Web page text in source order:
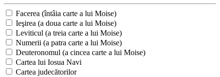
Facerea (întâia carte a lui Moise)
Ieşirea (a doua carte a lui Moise)
Leviticul (a treia carte a lui Moise)
Numerii (a patra carte a lui Moise)
Deuteronomul (a cincea carte a lui Moise)
Cartea lui Iosua Navi
Cartea judecătorilor